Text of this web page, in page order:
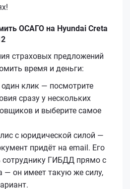
ОСАГО на Hyundai Creta
страховых предложений
время и деньги:
клик — посмотрите
сразу у нескольких
и выберите самое
с юридической силой —
придёт на email. Его
сотруднику ГИБДД прямо с
— он имеет такую же силу,